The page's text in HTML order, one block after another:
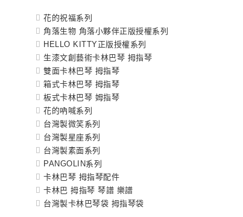
花的祝福系列
角落生物 角落小夥伴正版授權系列
HELLO KITTY正版授權系列
生漆文創藝術卡林巴琴 拇指琴
雙面卡林巴琴 拇指琴
箱式卡林巴琴 拇指琴
板式卡林巴琴 姆指琴
花的吶喊系列
台灣製微笑系列
台灣製星座系列
台灣製素面系列
PANGOLIN系列
卡林巴琴 拇指琴配件
卡林巴 拇指琴 琴譜 樂譜
台灣製卡林巴琴袋 拇指琴袋